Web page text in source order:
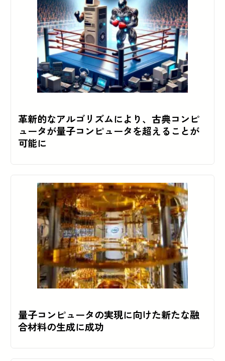
革新的なアルゴリズムにより、古典コンピ
ュータが量子コンピュータを超えることが
可能に
量子コンピュータの実現に向けた新たな融
合材料の生成に成功